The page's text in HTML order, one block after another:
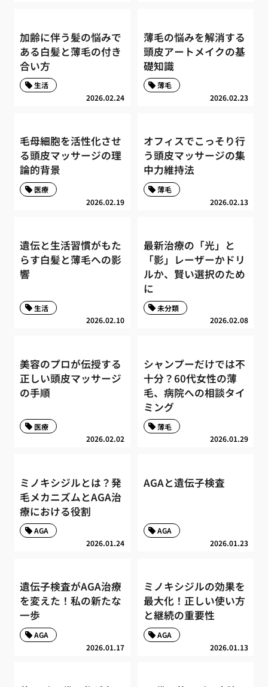
加齢に伴う髪の悩みで
ある白髪と薄毛の付き
合い方
2026.02.24
生活
薄毛の悩みを解消する
頭皮アートメイクの基
礎知識
2026.02.23
薄毛
毛母細胞を活性化させ
る頭皮マッサージの理
論的背景
2026.02.19
医療
オフィスでこっそり行
う頭皮マッサージの集
中力維持法
2026.02.13
薄毛
遺伝と生活習慣がもた
らす白髪と薄毛への影
響
2026.02.10
生活
最新治療の「光」と
「影」レーザーかドリ
ルか、賢い選択のため
に
2026.02.08
未分類
美容のプロが伝授する
正しい頭皮マッサージ
の手順
2026.02.02
医療
シャンプーだけでは不
十分？60代女性の薄
毛、病院への相談タイ
ミング
2026.01.29
薄毛
ミノキシジルとは？発
毛メカニズムとAGA治
療における役割
2026.01.24
AGA
AGAと遺伝子検査
2026.01.23
AGA
遺伝子検査がAGA治療
を変えた！私の新たな
一歩
2026.01.17
AGA
ミノキシジルの効果を
最大化！正しい使い方
と継続の重要性
2026.01.13
AGA